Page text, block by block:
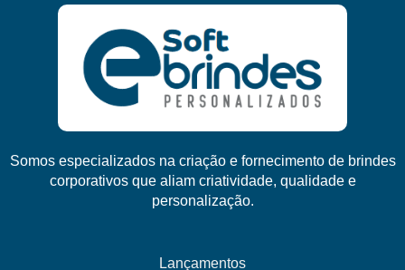
Somos especializados na criação e fornecimento de brindes
corporativos que aliam criatividade, qualidade e
personalização.
Lançamentos